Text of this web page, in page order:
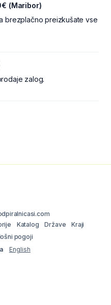
(Maribor)
brezplačno preizkušate vse
zalog.
Katalog Države
Kraji
pogoji
English